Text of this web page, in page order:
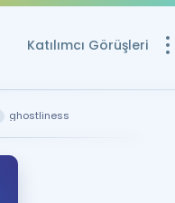
Katılımcı Görüşleri
Ücretsiz
ghostliness